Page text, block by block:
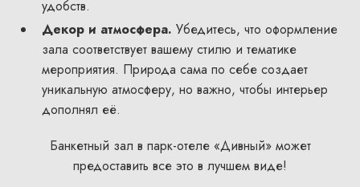
удобств.
Декор и атмосфера. Убедитесь, что оформление
зала соответствует вашему стилю и тематике
мероприятия. Природа сама по себе создает
уникальную атмосферу, но важно, чтобы интерьер
дополнял её.
Банкетный зал в парк-отеле «Дивный» может
предоставить все это в лучшем виде!